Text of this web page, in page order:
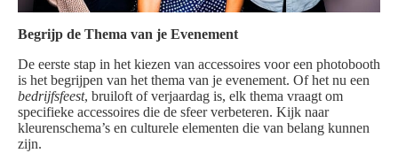
Begrijp de Thema van je Evenement
De eerste stap in het kiezen van accessoires voor een photobooth
is het begrijpen van het thema van je evenement. Of het nu een
bedrijfsfeest, bruiloft of verjaardag is, elk thema vraagt om
specifieke accessoires die de sfeer verbeteren. Kijk naar
kleurenschema’s en culturele elementen die van belang kunnen
zijn.